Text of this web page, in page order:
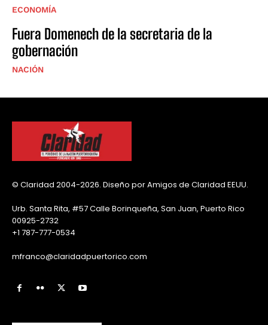
ECONOMÍA
Fuera Domenech de la secretaria de la
gobernación
NACIÓN
© Claridad 2004-2026. Diseño por Amigos de Claridad EEUU.
Urb. Santa Rita, #57 Calle Borinqueña, San Juan, Puerto Rico
00925-2732
+1 787-777-0534
mfranco@claridadpuertorico.com